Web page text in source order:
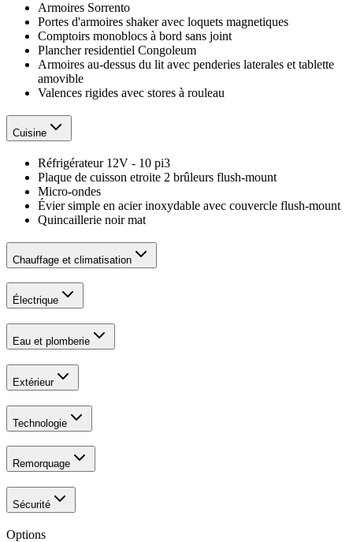
Armoires Sorrento
Portes d'armoires shaker avec loquets magnetiques
Comptoirs monoblocs à bord sans joint
Plancher residentiel Congoleum
Armoires au-dessus du lit avec penderies laterales et tablette
amovible
Valences rigides avec stores à rouleau
Cuisine
Réfrigérateur 12V - 10 pi3
Plaque de cuisson etroite 2 brûleurs flush-mount
Micro-ondes
Évier simple en acier inoxydable avec couvercle flush-mount
Quincaillerie noir mat
Chauffage et climatisation
Électrique
Eau et plomberie
Extérieur
Technologie
Remorquage
Sécurité
Options